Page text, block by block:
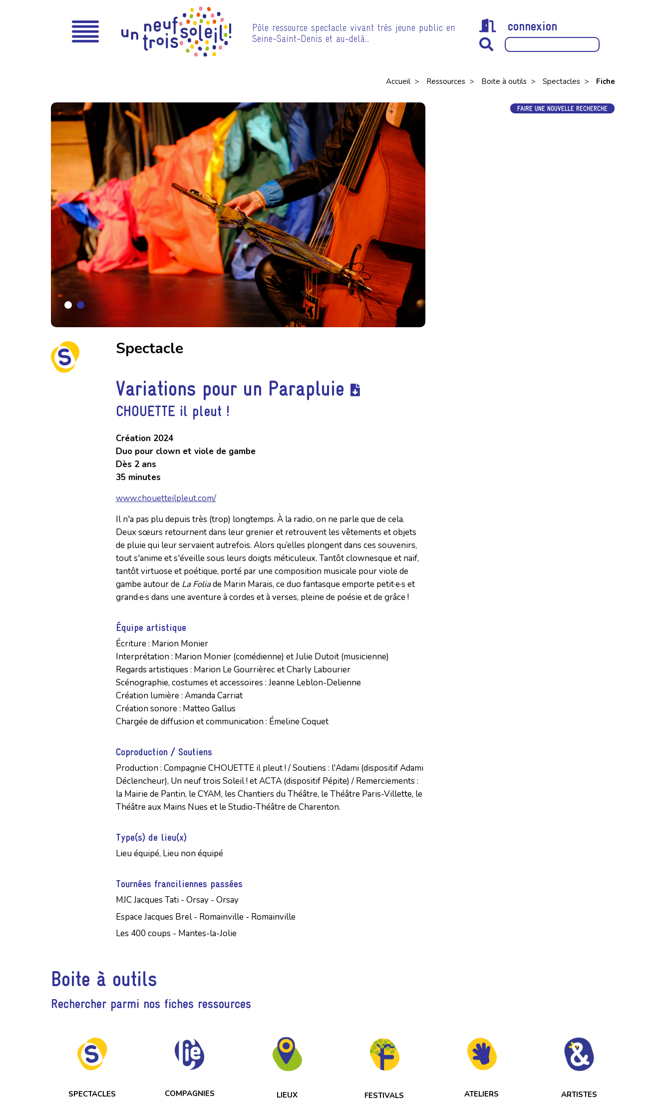
Pôle ressource spectacle vivant très jeune public en
Seine-Saint-Denis et au-delà…
connexion
Accueil > Ressources > Boite à outils > Spectacles > Fiche
Spectacle
Variations pour un Parapluie
CHOUETTE il pleut !
Création 2024
Duo pour clown et viole de gambe
Dès 2 ans
35 minutes
www.chouetteilpleut.com/
Il n'a pas plu depuis très (trop) longtemps. À la radio, on ne parle que de cela.
Deux sœurs retournent dans leur grenier et retrouvent les vêtements et objets
de pluie qui leur servaient autrefois. Alors qu’elles plongent dans ces souvenirs,
tout s'anime et s'éveille sous leurs doigts méticuleux. Tantôt clownesque et naïf,
tantôt virtuose et poétique, porté par une composition musicale pour viole de
gambe autour de La Foliade Marin Marais, ce duo fantasque emporte petit·e·s et
grand·e·s dans une aventure à cordes et à verses, pleine de poésie et de grâce !
Équipe artistique
Écriture : Marion Monier
Interprétation : Marion Monier (comédienne) et Julie Dutoit (musicienne)
Regards artistiques : Marion Le Gourrièrec et Charly Labourier
Scénographie, costumes et accessoires : Jeanne Leblon-Delienne
Création lumière : Amanda Carriat
Création sonore : Matteo Gallus
Chargée de diffusion et communication : Émeline Coquet
Coproduction / Soutiens
Production : Compagnie CHOUETTE il pleut ! / Soutiens : l'Adami (dispositif Adami
Déclencheur), Un neuf trois Soleil ! et ACTA (dispositif Pépite) / Remerciements :
la Mairie de Pantin, le CYAM, les Chantiers du Théâtre, le Théâtre Paris-Villette, le
Théâtre aux Mains Nues et le Studio-Théâtre de Charenton.
Type(s) de lieu(x)
Lieu équipé, Lieu non équipé
Tournées franciliennes passées
MJC Jacques Tati - Orsay - Orsay
Espace Jacques Brel - Romainville - Romainville
Les 400 coups - Mantes-la-Jolie
FAIRE UNE NOUVELLE RECHERCHE
Boite à outils
Rechercher parmi nos fiches ressources
SPECTACLES COMPAGNIES LIEUX FESTIVALS ATELIERS ARTISTES